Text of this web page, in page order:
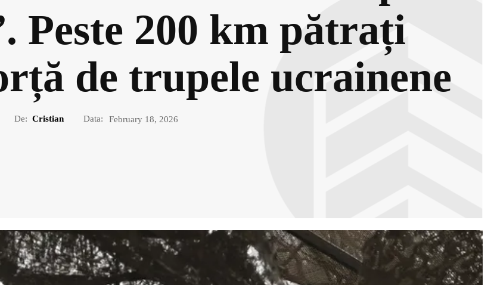
Peste 200 km pătrați
de trupele ucrainene
De: Cristian Data: February 18, 2026